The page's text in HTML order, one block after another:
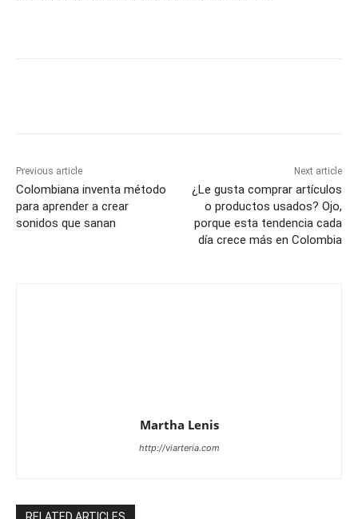
Previous article
Colombiana inventa método
para aprender a crear
sonidos que sanan
Next article
¿Le gusta comprar artículos
o productos usados? Ojo,
porque esta tendencia cada
día crece más en Colombia
Martha Lenis
http://viarteria.com
RELATED ARTICLES